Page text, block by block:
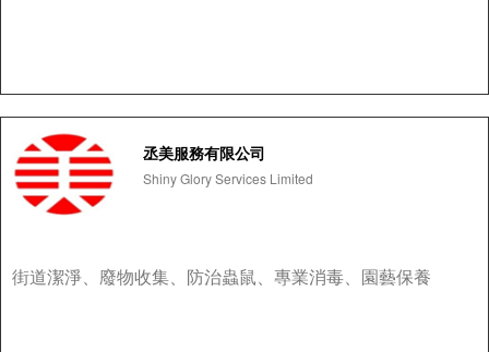
丞美服務有限公司
Shiny Glory Services Limited
街道潔淨、廢物收集、防治蟲鼠、專業消毒、園藝保養